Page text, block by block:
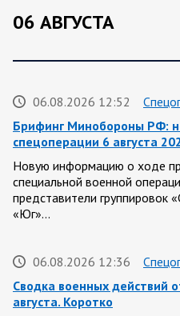
06 АВГУСТА
06.08.2026 12:52
Брифинг Минобороны РФ:
спецоперации 6 августа
Новую информацию о ходе
специальной военной
представители группировок
«Юг»…
06.08.2026 12:36
Сводка военных действий
августа. Коротко